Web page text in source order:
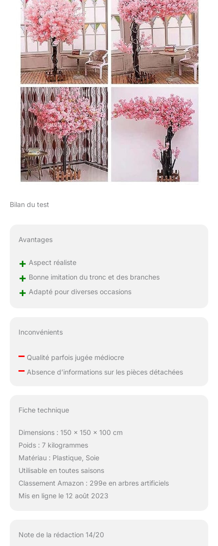
des couronnes, de
l'artisanat ou tout autre
article.
Bilan du test
Avantages
+ Aspect réaliste
+ Bonne imitation du tronc et des branches
+ Adapté pour diverses occasions
Inconvénients
–Qualité parfois jugée médiocre
–Absence d’informations sur les pièces détachées
Fiche technique
Dimensions : 150 x 150 x 100 cm
Poids : 7 kilogrammes
Matériau : Plastique, Soie
Utilisable en toutes saisons
Classement Amazon : 299e en arbres artificiels
Mis en ligne le 12 août 2023
Note de la rédaction 14/20